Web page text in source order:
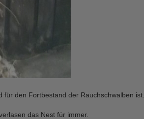
den Fortbestand der Rauchschwalben
das Nest für immer.